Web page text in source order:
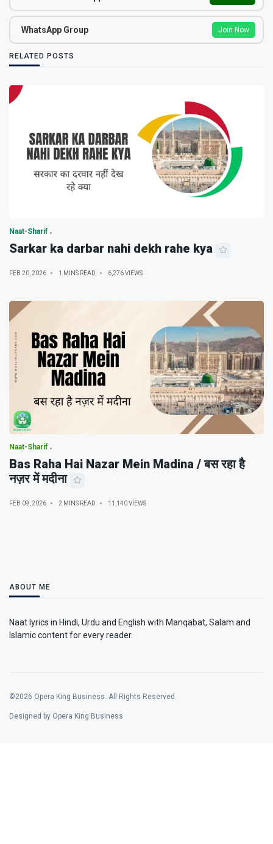
WhatsApp Group Join Now
RELATED POSTS
Naat-Sharif
Sarkar ka darbar nahi dekh rahe kya
FEB 20, 2026 1 MINS READ 6,276 VIEWS
Naat-Sharif
Bas Raha Hai Nazar Mein Madina / बस रहा है
नज़र में मदीना
FEB 09, 2026 2 MINS READ 11,140 VIEWS
ABOUT ME
Naat lyrics in Hindi, Urdu and English with Manqabat, Salam and
Islamic content for every reader.
©2026 Opera King Business. All Rights Reserved.
Designed by Opera King Business